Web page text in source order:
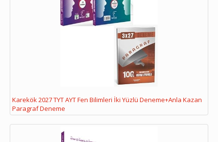
Karekök 2027 TYT AYT Fen Bilimleri İki Yüzlü Deneme+Anla Kazan
Paragraf Deneme